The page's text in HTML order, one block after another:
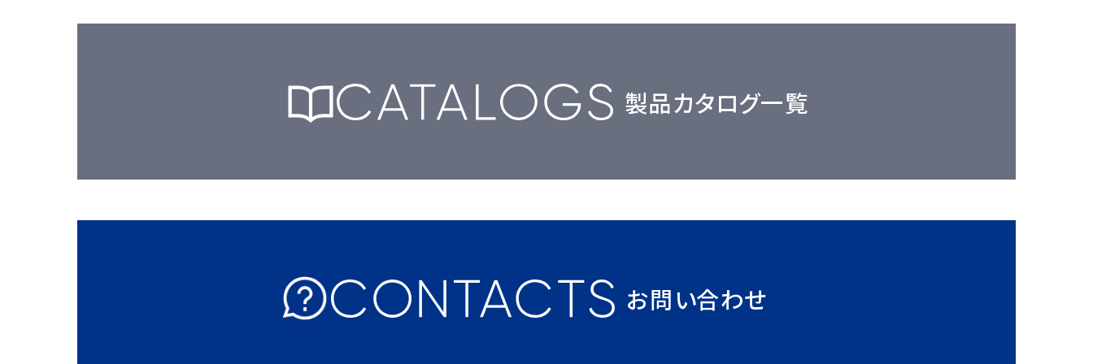
製品カタログ一覧
お問い合わせ